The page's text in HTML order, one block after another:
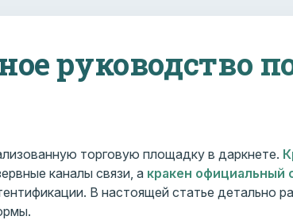
руководство
торговую площадку в даркнете.
каналы связи, а кракен официальный
В настоящей статье детально